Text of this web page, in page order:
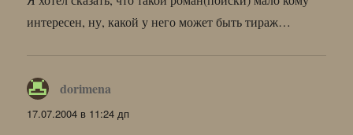
интересен, ну, какой у него может быть тираж…
dorimena
17.07.2004 в 11:24 дп